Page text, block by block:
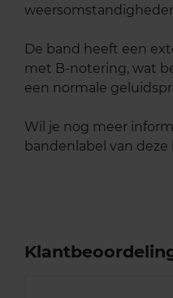
De band heeft een
met B-notering, wat
een normale
Wil je nog meer
bandenlabel van deze